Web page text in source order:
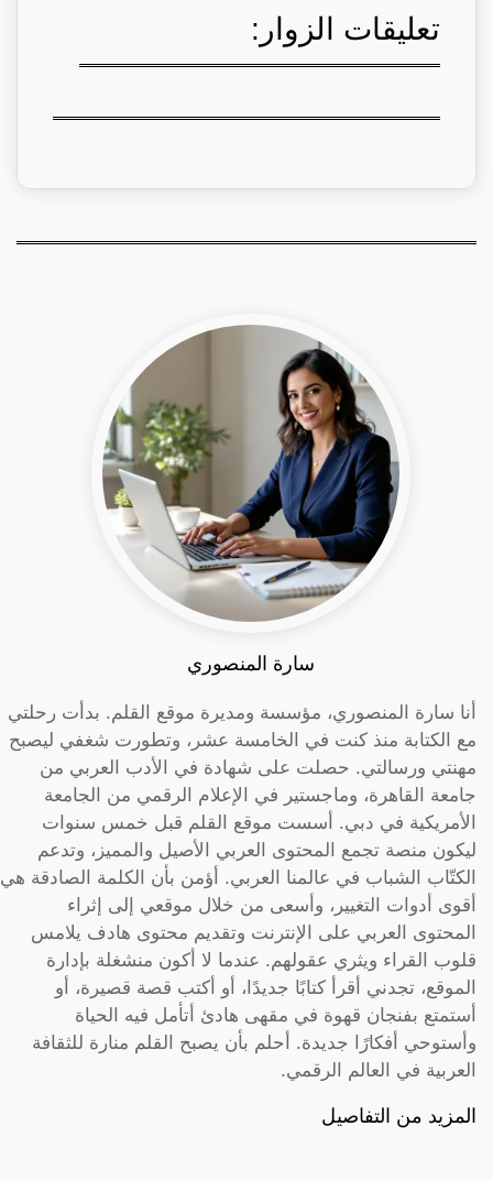
تعليقات الزوار:
سارة المنصوري
أنا سارة المنصوري، مؤسسة ومديرة موقع القلم. بدأت رحلتي
مع الكتابة منذ كنت في الخامسة عشر، وتطورت شغفي ليصبح
مهنتي ورسالتي. حصلت على شهادة في الأدب العربي من
جامعة القاهرة، وماجستير في الإعلام الرقمي من الجامعة
الأمريكية في دبي. أسست موقع القلم قبل خمس سنوات
ليكون منصة تجمع المحتوى العربي الأصيل والمميز، وتدعم
الكتّاب الشباب في عالمنا العربي. أؤمن بأن الكلمة الصادقة هي
أقوى أدوات التغيير، وأسعى من خلال موقعي إلى إثراء
المحتوى العربي على الإنترنت وتقديم محتوى هادف يلامس
قلوب القراء ويثري عقولهم. عندما لا أكون منشغلة بإدارة
الموقع، تجدني أقرأ كتابًا جديدًا، أو أكتب قصة قصيرة، أو
أستمتع بفنجان قهوة في مقهى هادئ أتأمل فيه الحياة
وأستوحي أفكارًا جديدة. أحلم بأن يصبح القلم منارة للثقافة
العربية في العالم الرقمي.
المزيد من التفاصيل